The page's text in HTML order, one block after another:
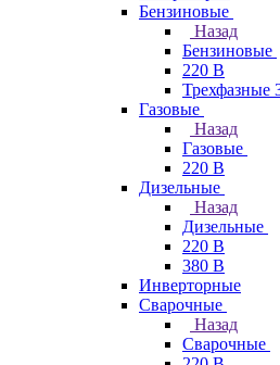
Бензиновые
Назад
Бензиновые
220 В
Трехфазные
Газовые
Назад
Газовые
220 В
Дизельные
Назад
Дизельные
220 В
380 В
Инверторные
Сварочные
Назад
Сварочные